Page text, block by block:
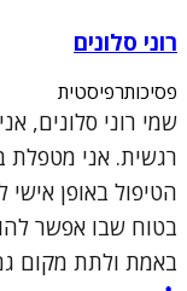
רוני סלונים
פסיכותרפיסטית
שמי רוני סלונים,
רגשית. אני מטפלת
הטיפול באופן
בטוח שבו אפשר
באמת ולתת מקום